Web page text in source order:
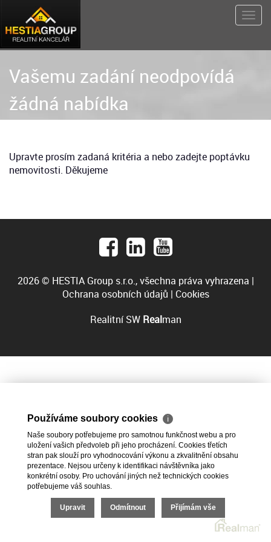
Vašemu zadání neodpovídá
žádná nabídka
Upravte prosím zadaná kritéria a nebo zadejte poptávku
nemovitosti. Děkujeme
2026 © HESTIA Group s.r.o., všechna práva vyhrazena |
Ochrana osobních údajů | Cookies
Realitní SW Realman
Používáme soubory cookies ℹ
Naše soubory potřebujeme pro samotnou funkčnost webu a pro
uložení vašich předvoleb při jeho procházení. Cookies třetích
stran pak slouží pro vyhodnocování výkonu a zkvalitnění obsahu
prezentace. Nejsou určeny k identifikaci návštěvníka jako
konkrétní osoby. Pro uchování jiných než technických cookies
potřebujeme váš souhlas.
Upravit Odmítnout Přijímám vše